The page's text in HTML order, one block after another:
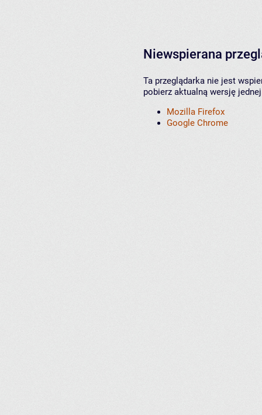
Niewspierana
Ta przeglądarka nie jest
pobierz aktualną wersję
Mozilla Firefox
Google Chrome